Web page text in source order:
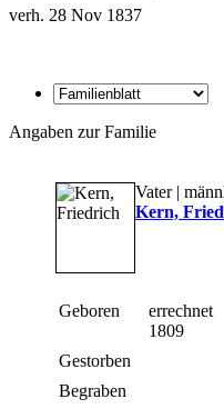
verh. 28 Nov 1837
Angaben zur Familie
Vater |
Kern,
Geboren
errechnet
1809
Gestorben
Begraben